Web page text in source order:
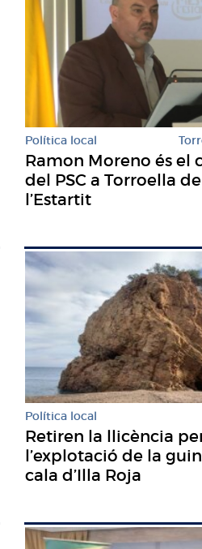
Política local
Ramon Moreno és el
del PSC a Torroella
l’Estartit
Política local
Retiren la llicència
l’explotació de la
cala d’Illa Roja